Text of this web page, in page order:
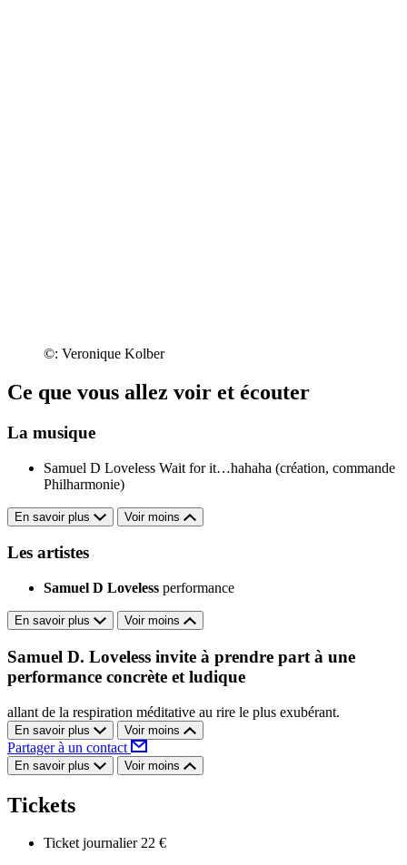
©: Veronique Kolber
Ce que vous allez voir et écouter
La musique
Samuel D Loveless Wait for it…hahaha (création, commande
Philharmonie)
En savoir plus Voir moins
Les artistes
Samuel D Loveless performance
En savoir plus Voir moins
Samuel D. Loveless invite à prendre part à une
performance concrète et ludique
allant de la respiration méditative au rire le plus exubérant.
En savoir plus Voir moins
Partager à un contact
En savoir plus Voir moins
Tickets
Ticket journalier 22 €